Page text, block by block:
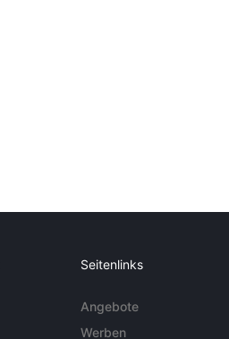
Seitenlinks
Angebote
Werben